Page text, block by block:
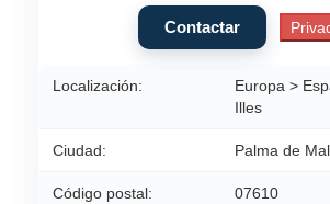
Localización:
Europa >
Illes
Ciudad: Palma de
Código postal: 07610